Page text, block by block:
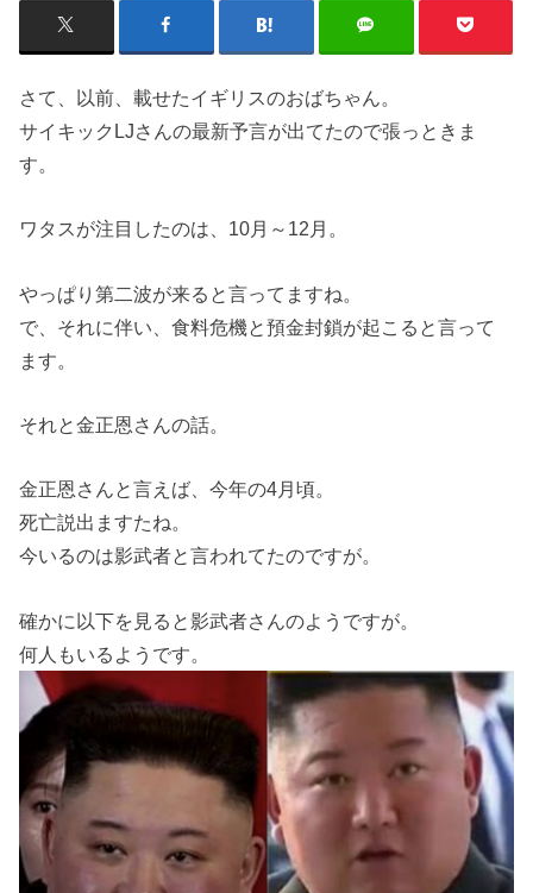
さて、以前、載せたイギリスのおばちゃん。
サイキックLJさんの最新予言が出てたので張っときま
す。
ワタスが注目したのは、10月～12月。
やっぱり第二波が来ると言ってますね。
で、それに伴い、食料危機と預金封鎖が起こると言って
ます。
それと金正恩さんの話。
金正恩さんと言えば、今年の4月頃。
死亡説出ますたね。
今いるのは影武者と言われてたのですが。
確かに以下を見ると影武者さんのようですが。
何人もいるようです。